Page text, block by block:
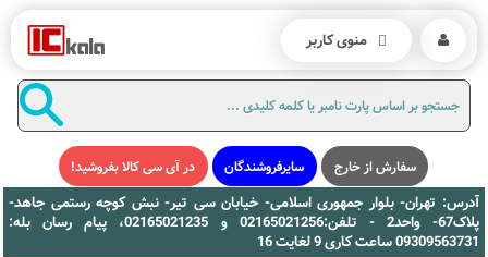
سفارش از خارج سایرفروشندگان در آی سی کالا بفروشید!
آدرس: تهران- بلوار جمهوری اسلامی- خیابان سی تیر- نبش کوچه رستمی جاهد-
پلاک67- واحد2 - تلفن:02165021256 و 02165021235، پیام رسان بله:
09309563731 ساعت کاری 9 لغایت 16
منوی کاربر